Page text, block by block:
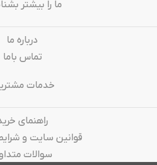
ما را بیشتر
درباره‌ ما
تماس باما
خدمات
راهنمای
قوانین سایت و
سوالات